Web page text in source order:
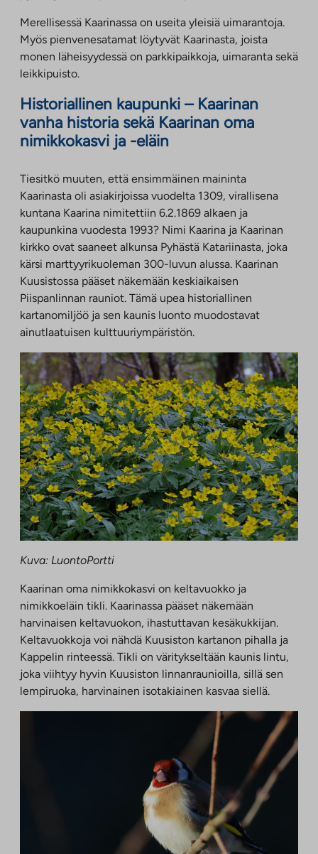
Merellisessä Kaarinassa on useita yleisiä uimarantoja.
Myös pienvenesatamat löytyvät Kaarinasta, joista
monen läheisyydessä on parkkipaikkoja, uimaranta sekä
leikkipuisto.
Historiallinen kaupunki – Kaarinan
vanha historia sekä Kaarinan oma
nimikkokasvi ja -eläin
Tiesitkö muuten, että ensimmäinen maininta
Kaarinasta oli asiakirjoissa vuodelta 1309, virallisena
kuntana Kaarina nimitettiin 6.2.1869 alkaen ja
kaupunkina vuodesta 1993? Nimi Kaarina ja Kaarinan
kirkko ovat saaneet alkunsa Pyhästä Katariinasta, joka
kärsi marttyyrikuoleman 300-luvun alussa. Kaarinan
Kuusistossa pääset näkemään keskiaikaisen
Piispanlinnan rauniot. Tämä upea historiallinen
kartanomiljöö ja sen kaunis luonto muodostavat
ainutlaatuisen kulttuuriympäristön.
Kuva: LuontoPortti
Kaarinan oma nimikkokasvi on keltavuokko ja
nimikkoeläin tikli. Kaarinassa pääset näkemään
harvinaisen keltavuokon, ihastuttavan kesäkukkijan.
Keltavuokkoja voi nähdä Kuusiston kartanon pihalla ja
Kappelin rinteessä. Tikli on väritykseltään kaunis lintu,
joka viihtyy hyvin Kuusiston linnanraunioilla, sillä sen
lempiruoka, harvinainen isotakiainen kasvaa siellä.